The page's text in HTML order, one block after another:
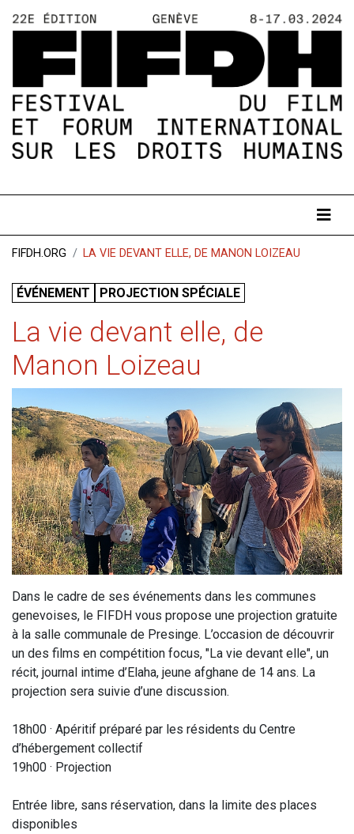
FIFDH.ORG LA VIE DEVANT ELLE, DE MANON LOIZEAU
ÉVÉNEMENT PROJECTION SPÉCIALE
La vie devant elle, de
Manon Loizeau
Dans le cadre de ses événements dans les communes
genevoises, le FIFDH vous propose une projection gratuite
à la salle communale de Presinge. L’occasion de découvrir
un des films en compétition focus, "La vie devant elle", un
récit, journal intime d’Elaha, jeune afghane de 14 ans. La
projection sera suivie d’une discussion.
18h00 · Apéritif préparé par les résidents du Centre
d’hébergement collectif
19h00 · Projection
Entrée libre, sans réservation, dans la limite des places
disponibles